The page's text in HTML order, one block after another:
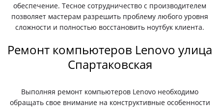
обеспечение. Тесное сотрудничество с производителем
позволяет мастерам разрешить проблему любого уровня
сложности и полностью восстановить ноутбук клиента.
Ремонт компьютеров Lenovo улица
Спартаковская
Выполняя ремонт компьютеров Lenovo необходимо
обращать свое внимание на конструктивные особенности